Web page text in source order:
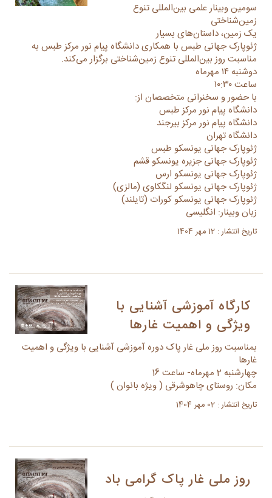
سومین وبینار علمی بین‌المللی تنوع
زمین‌شناختی
یک زمین، داستان‌های بسیار
ژئوپارک جهانی طبس با همکاری دانشگاه پیام نور مرکز طبس به
مناسبت روز بین‌المللی تنوع زمین‌شناختی برگزار می‌کند.
دوشنبه ۱۴ مهرماه
ساعت ۱۰:۳۰
با حضور و سخنرانی متخصصان از:
دانشگاه پیام نور مرکز طبس
دانشگاه پیام نور مرکز بیرجند
دانشگاه تهران
ژئوپارک جهانی یونسکو طبس
ژئوپارک جهانی جزیره یونسکو قشم
ژئوپارک جهانی یونسکو ارس
ژئوپارک جهانی یونسکو لنگکاوی (مالزی)
ژئوپارک جهانی یونسکو کورات (تایلند)
زبان وبینار: انگلیسی
تاریخ انتشار : 12 مهر 1404
کارگاه آموزشی آشنایی با
ویژگی و اهمیت غارها
بمناسبت روز ملی غار پاک دوره آموزشی آشنایی با ویژگی و اهمیت
غارها
چهارشنبه 2 مهرماه- ساعت 16
مکان: روستای چاهوشرقی ( ویژه بانوان )
تاریخ انتشار : 02 مهر 1404
روز ملی غار پاک گرامی باد